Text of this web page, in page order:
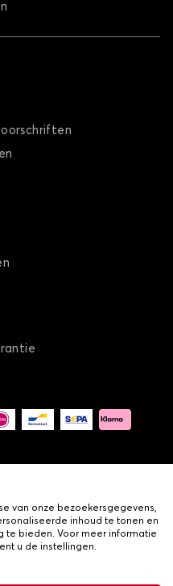
SUPERB
YETI
van onze bezoekersgegevens,
inhoud te tonen en
te bieden. Voor meer informatie
u de instellingen.